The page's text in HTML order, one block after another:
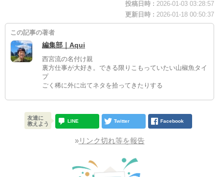
投稿日時 : 2026-01-03 03:28:57
更新日時 : 2026-01-18 00:50:37
この記事の著者
編集部｜Aqui
西宮流の名付け親
裏方仕事が大好き。できる限りこもっていたい山椒魚タイ
プ
ごく稀に外に出てネタを拾ってきたりする
友達に
教えよう
LINE Twitter Facebook
»リンク切れ等を報告